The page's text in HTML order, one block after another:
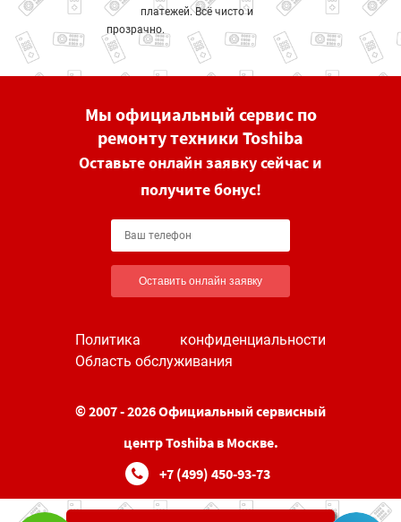
платежей. Всё чисто и
прозрачно.
Мы официальный сервис по
ремонту техники Toshiba
Оставьте онлайн заявку сейчас и
получите бонус!
Оставить онлайн заявку
Политика конфиденциальности
Область обслуживания
© 2007 - 2026 Официальный сервисный
центр Toshiba в Москве.
+7 (499) 450-93-73